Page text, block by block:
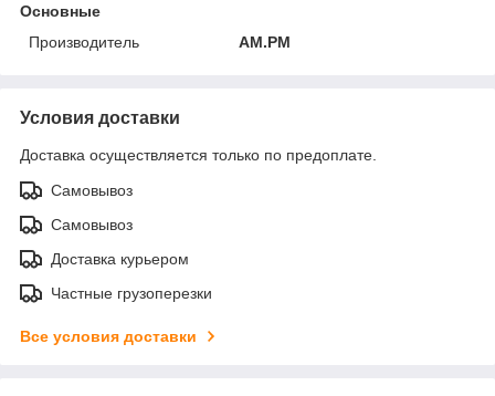
Основные
Производитель
AM.PM
Условия доставки
Доставка осуществляется только по предоплате.
Самовывоз
Самовывоз
Доставка курьером
Частные грузоперезки
Все условия доставки